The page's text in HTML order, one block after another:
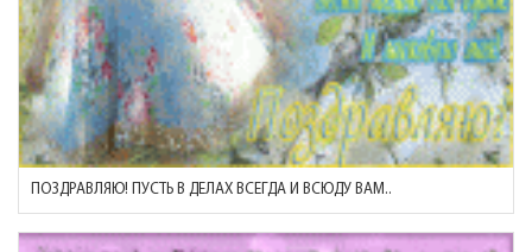
ПОЗДРАВЛЯЮ! ПУСТЬ В ДЕЛАХ ВСЕГДА И ВСЮДУ ВАМ..